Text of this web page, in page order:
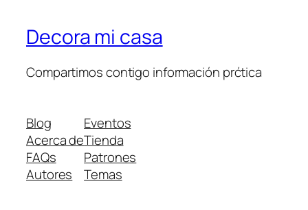
Decora mi casa
Compartimos contigo información prćtica
Blog
Acerca de
FAQs
Autores
Eventos
Tienda
Patrones
Temas